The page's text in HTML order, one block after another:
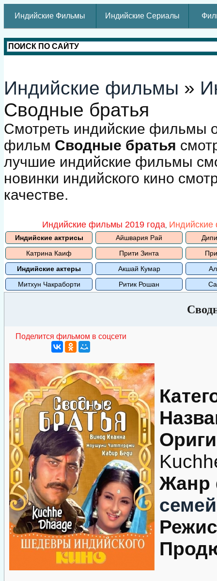
Индийские Фильмы Индийские Сериалы
Индийские фильмы »
Сводные братья
Смотреть индийские фильмы
фильм Сводные братья
лучшие индийские фильмы
новинки индийского кино
качестве.
Индийские фильмы 2019 года,
Индийские актрисы Айшвария Рай
Катрина Каиф
Прити Зинта
Индийские актеры
Акшай Кумар
Митхун Чакраборти
Ритик Рошан
Поделится фильмом в соцсети
Жанр